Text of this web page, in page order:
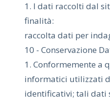
1. I dati raccolti dal
finalità:
raccolta dati per
10 - Conservazione
1. Conformemente a
informatici utilizzati
identificativi; tali dati